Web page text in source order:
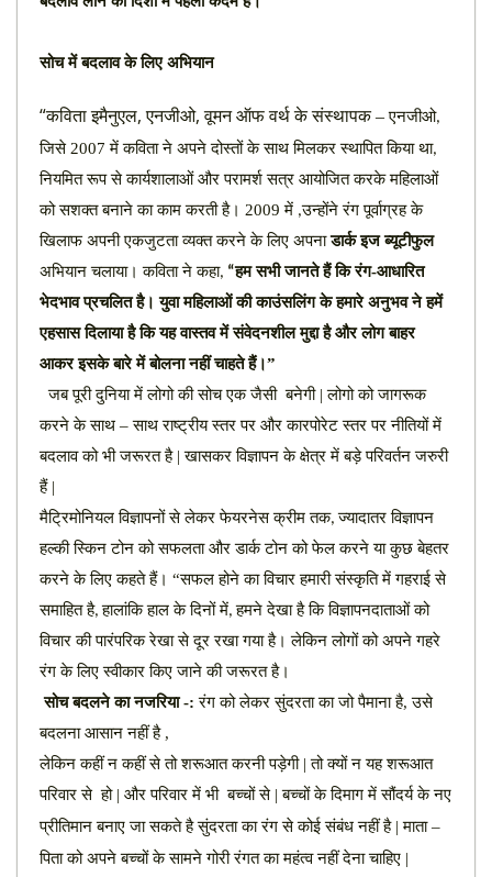
सोच में बदलाव के लिए अभियान
“कविता इमैनुएल,एनजीओ,वूमन ऑफ वर्थ के संस्थापक –एनजीओ,
जिसे 2007 में कविता ने अपने दोस्तों के साथ मिलकर स्थापित किया था,
नियमित रूप सेकार्यशालाओं और परामर्श सत्र आयोजित करके महिलाओं
को सशक्त बनाने का काम करती है। 2009 में ,उन्होंने रंग पूर्वाग्रह के
खिलाफ अपनी एकजुटता व्यक्त करने के लिए अपनाडार्क इज ब्यूटीफुल
अभियानचलाया। कविता ने कहा, “हम सभी जानते हैं कि रंग-आधारित
भेदभाव प्रचलित है। युवा महिलाओं कीकाउंसलिंग के हमारे अनुभव ने हमें
एहसास दिलाया है कि यह वास्तव में संवेदनशील मुद्दा है और लोगबाहर
आकर इसके बारे में बोलना नहीं चाहते हैं।”
जब पूरी दुनिया में लोगो की सोच एक जैसी बनेगी | लोगो को जागरूक
करने के साथ –साथ राष्ट्रीय स्तर पर और कारपोरेट स्तर पर नीतियों में
बदलाव को भी जरूरत है | खासकर विज्ञापन के क्षेत्र में बड़े परिवर्तन जरुरी
हैं |
मैट्रिमोनियल विज्ञापनों से लेकर फेयरनेस क्रीम तक,ज्यादातर विज्ञापन
हल्की स्किन टोन को सफलताऔर डार्क टोन को फेल करने या कुछ बेहतर
करने के लिए कहते हैं। “सफल होने का विचार हमारीसंस्कृति में गहराई से
समाहित है,हालांकि हाल के दिनों में,हमने देखा है कि विज्ञापनदाताओं को
विचारकी पारंपरिक रेखा से दूर रखा गया है। लेकिन लोगों को अपने गहरे
रंग के लिए स्वीकार किए जाने कीजरूरत है।
सोच बदलने का नजरिया -:रंग को लेकर सुंदरता का जो पैमाना है, उसे
बदलना आसान नहीं है ,
लेकिन कहीं न कहीं से तो शरूआत करनी पड़ेगी | तो क्यों न यहशरूआत
परिवार सेहो | और परिवार में भी बच्चों से | बच्चों के दिमाग में सौंदर्य के नए
प्रीतिमान बनाए जा सकते है सुंदरता का रंग से कोई संबंध नहीं है | माता –
पिता को अपने बच्चों के सामने गोरी रंगत का महंत्व नहीं देना चाहिए |